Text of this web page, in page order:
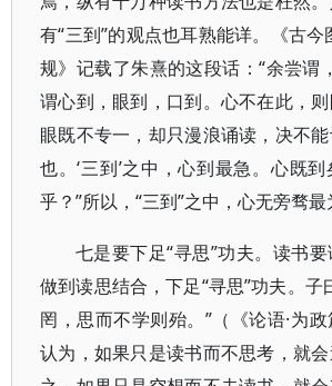
有“三到”的观点也耳熟能详。《古今
规》记载了朱熹的这段话：“余尝谓，
谓心到，眼到，口到。心不在此，
眼既不专一，却只漫浪诵读，决不
也。‘三到’之中，心到最急。心既
乎？”所以，“三到”之中，心无旁骛最
七是要下足“寻思”功夫。读书
做到读思结合，下足“寻思”功夫。子
罔，思而不学则殆。”（《论语·为
认为，如果只是读书而不思考，就